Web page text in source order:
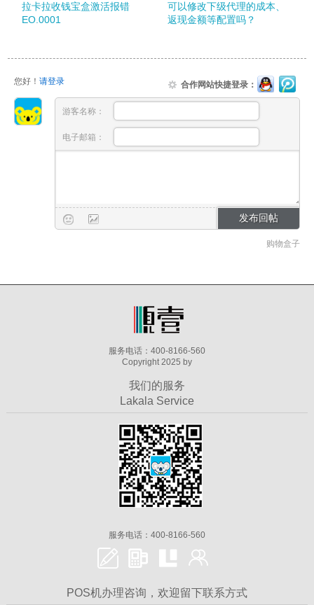
拉卡拉收钱宝盒激活报错
EO.0001
可以修改下级代理的成本、
返现金额等配置吗？
您好！ 请登录 合作网站快捷登录：
游客名称：
电子邮箱：
购物盒子
服务电话：400-8166-560
Copyright 2025 by
我们的服务
Lakala Service
服务电话：400-8166-560
POS机办理咨询，欢迎留下联系方式